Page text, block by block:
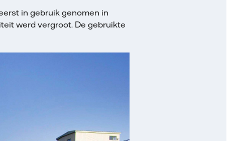
in gebruik genomen in
werd vergroot. De gebruikte